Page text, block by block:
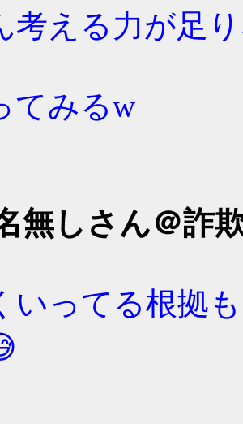
考える力が足
てみるw
無しさん＠詐
いってる根拠